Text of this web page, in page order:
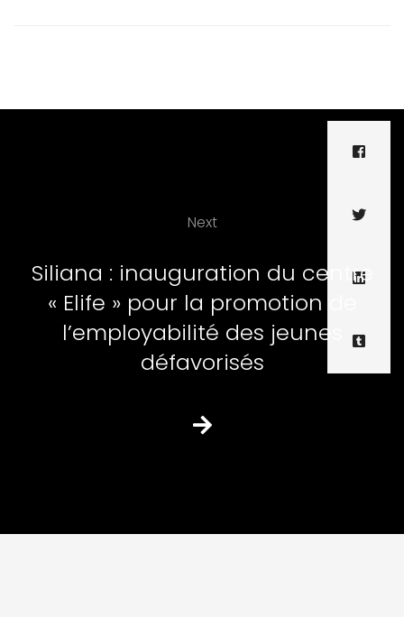
Next
Siliana : inauguration du centre
« Elife » pour la promotion de
l’employabilité des jeunes
défavorisés